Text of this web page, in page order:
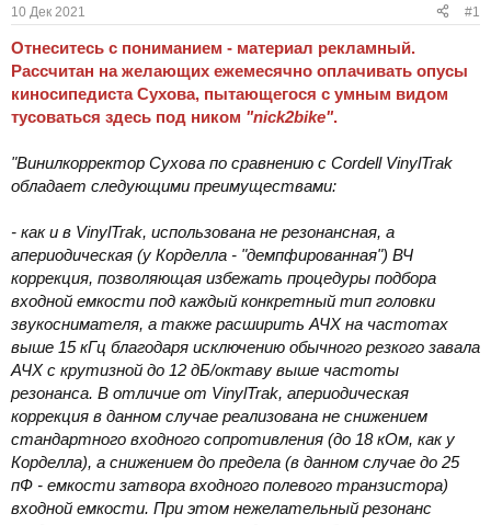
ы
а
10 Дек 2021 #1
Отнеситесь с пониманием - материал рекламный.
Рассчитан на желающих ежемесячно оплачивать опусы
киносипедиста Сухова, пытающегося с умным видом
тусоваться здесь под ником "nick2bike".
"Винилкорректор Сухова по сравнению с Cordell VinylTrak
обладает следующими преимуществами:
- как и в VinylTrak, использована не резонансная, а
апериодическая (у Корделла - "демпфированная") ВЧ
коррекция, позволяющая избежать процедуры подбора
входной емкости под каждый конкретный тип головки
звукоснимателя, а также расширить АЧХ на частотах
выше 15 кГц благодаря исключению обычного резкого завала
АЧХ с крутизной до 12 дБ/октаву выше частоты
резонанса. В отличие от VinylTrak, апериодическая
коррекция в данном случае реализована не снижением
стандартного входного сопротивления (до 18 кОм, как у
Корделла), а снижением до предела (в данном случае до 25
пФ - емкости затвора входного полевого транзистора)
входной емкости. При этом нежелательный резонанс